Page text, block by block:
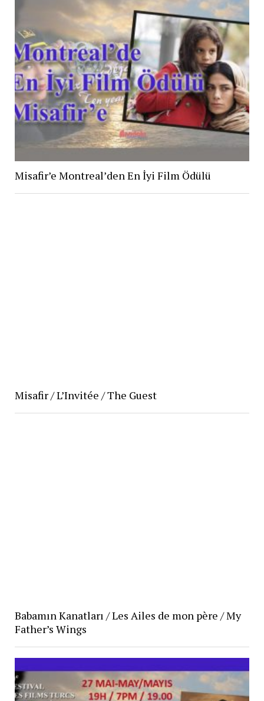
Misafir’e Montreal’den En İyi Film Ödülü
Misafir / L’Invitée / The Guest
Babamın Kanatları / Les Ailes de mon père / My
Father’s Wings